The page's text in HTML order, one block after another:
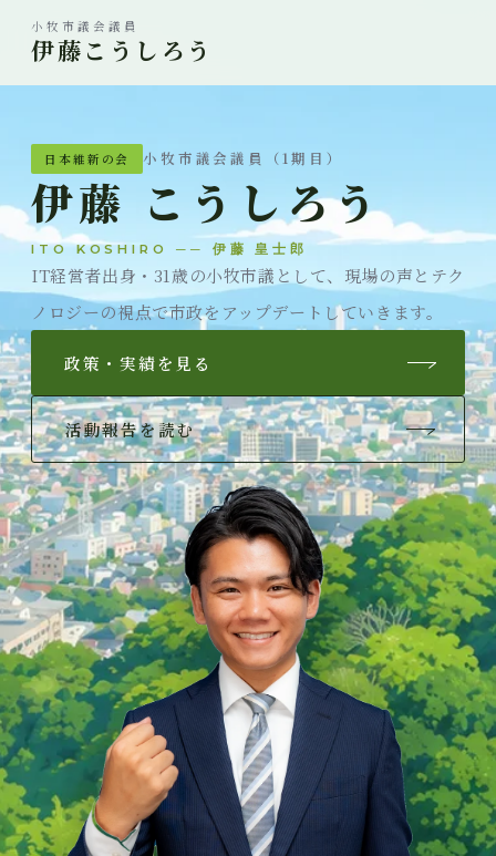
小牧市議会議員
伊藤こうしろう
日本維新の会 小牧市議会議員（1期目）
伊藤 こうしろう
ITO KOSHIRO ── 伊藤 皇士郎
IT経営者出身・31歳の小牧市議として、 現場の声とテク
ノロジーの視点で市政をアップデートしていきます。
政策・実績を見る
活動報告を読む